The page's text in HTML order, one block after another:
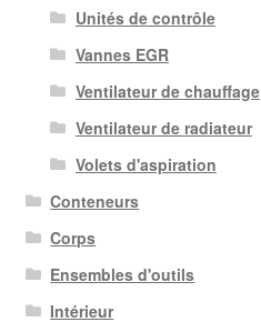
Unités de contrôle
Vannes EGR
Ventilateur de chauffage
Ventilateur de radiateur
Volets d'aspiration
Conteneurs
Corps
Ensembles d'outils
Intérieur